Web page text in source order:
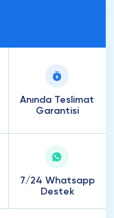
Anında Teslimat
Garantisi
7/24 Whatsapp
Destek